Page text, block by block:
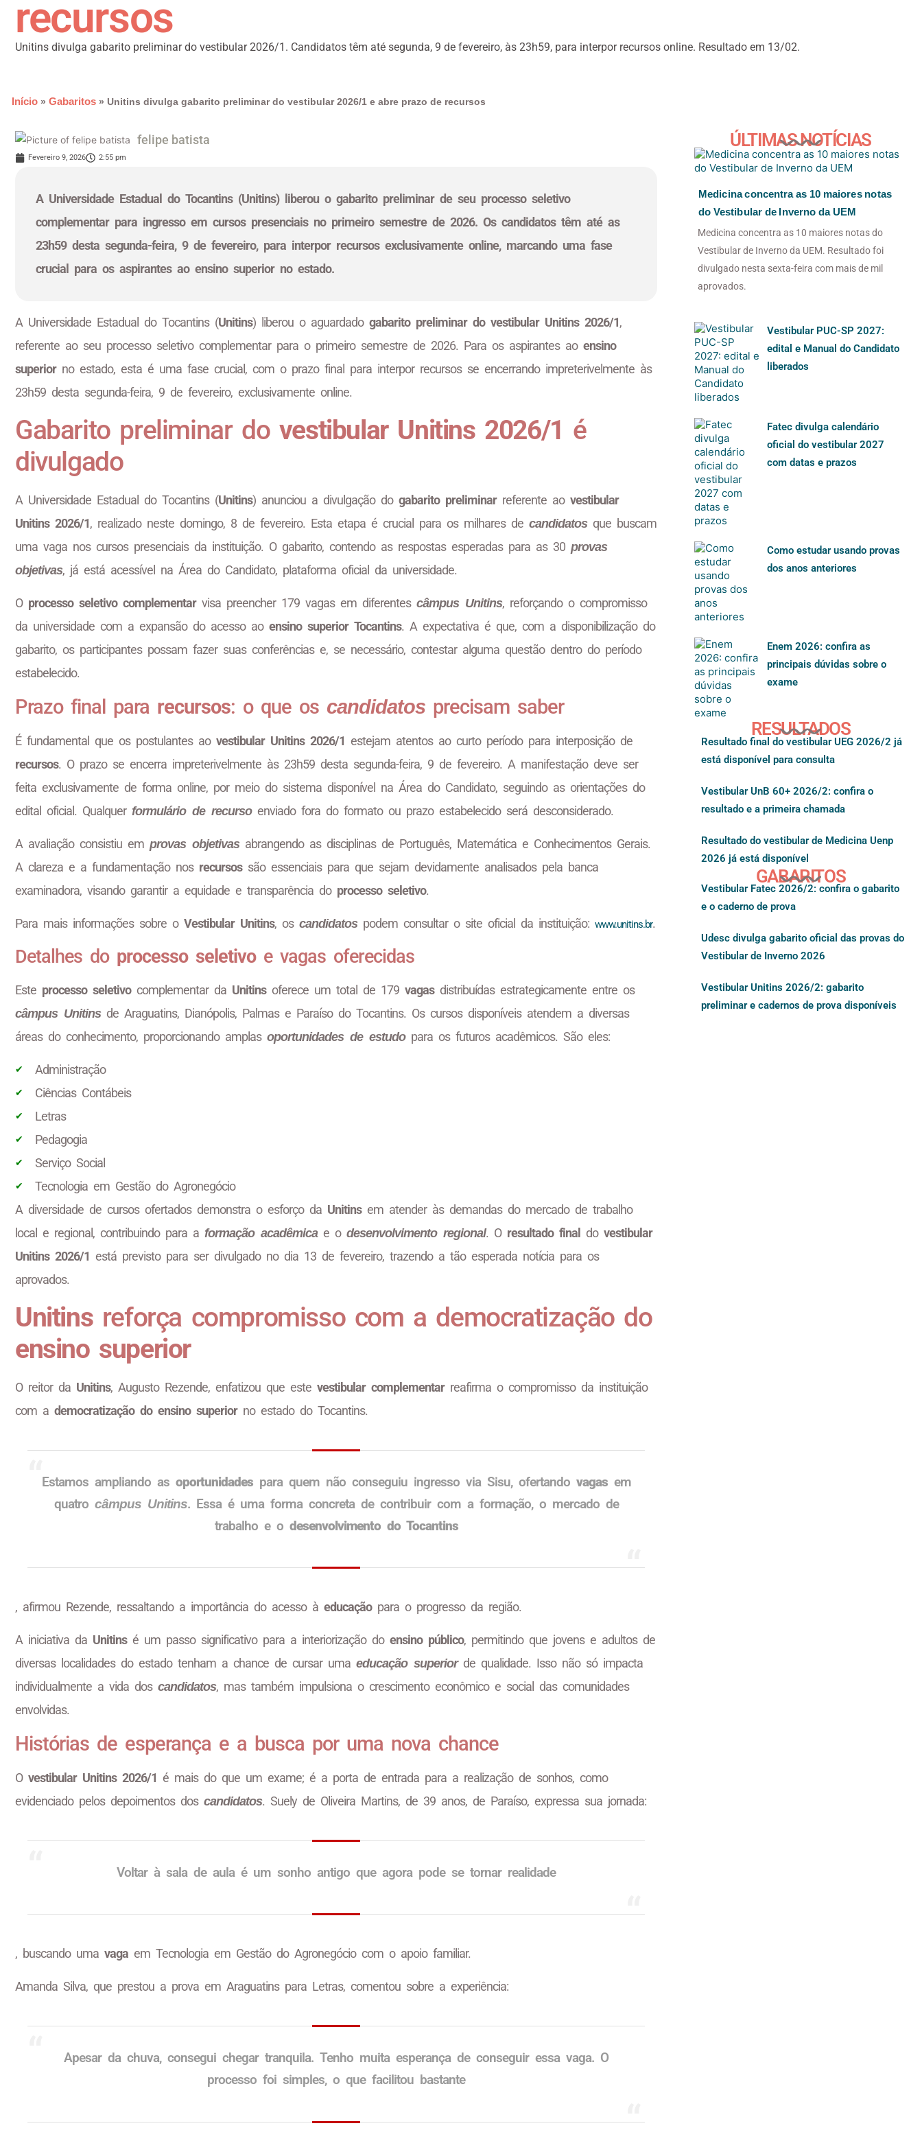
recursos
Unitins divulga gabarito preliminar do vestibular 2026/1. Candidatos têm até segunda, 9 de fevereiro, às 23h59, para interpor recursos online. Resultado em 13/02.
Início » Gabaritos » Unitins divulga gabarito preliminar do vestibular 2026/1 e abre prazo de recursos
felipe batista
Fevereiro 9, 2026 2:55 pm
A Universidade Estadual do Tocantins (Unitins) liberou o gabarito preliminar de seu processo seletivo
complementar para ingresso em cursos presenciais no primeiro semestre de 2026. Os candidatos têm até as
23h59 desta segunda-feira, 9 de fevereiro, para interpor recursos exclusivamente online, marcando uma fase
crucial para os aspirantes ao ensino superior no estado.
A Universidade Estadual do Tocantins (Unitins) liberou o aguardado gabarito preliminar do vestibular Unitins 2026/1,
referente ao seu processo seletivo complementar para o primeiro semestre de 2026. Para os aspirantes ao ensino
superiorno estado, esta é uma fase crucial, com o prazo final para interpor recursos se encerrando impreterivelmente às
23h59 desta segunda-feira, 9 de fevereiro, exclusivamente online.
Gabarito preliminar do vestibular Unitins 2026/1 é
divulgado
A Universidade Estadual do Tocantins (Unitins) anunciou a divulgação do gabarito preliminarreferente ao vestibular
Unitins 2026/1, realizado neste domingo, 8 de fevereiro. Esta etapa é crucial para os milhares de candidatosque buscam
uma vaga nos cursos presenciais da instituição. O gabarito, contendo as respostas esperadas para as 30 provas
objetivas, já está acessível na Área do Candidato, plataforma oficial da universidade.
O processo seletivo complementarvisa preencher 179 vagas em diferentes câmpus Unitins, reforçando o compromisso
da universidade com a expansão do acesso ao ensino superior Tocantins. A expectativa é que, com a disponibilização do
gabarito, os participantes possam fazer suas conferências e, se necessário, contestar alguma questão dentro do período
estabelecido.
Prazo final para recursos: o que os candidatos precisam saber
É fundamental que os postulantes ao vestibular Unitins 2026/1 estejam atentos ao curto período para interposição de
recursos. O prazo se encerra impreterivelmente às 23h59 desta segunda-feira, 9 de fevereiro. A manifestação deve ser
feita exclusivamente de forma online, por meio do sistema disponível na Área do Candidato, seguindo as orientações do
edital oficial. Qualquer formulário de recursoenviado fora do formato ou prazo estabelecido será desconsiderado.
A avaliação consistiu em provas objetivasabrangendo as disciplinas de Português, Matemática e Conhecimentos Gerais.
A clareza e a fundamentação nos recursossão essenciais para que sejam devidamente analisados pela banca
examinadora, visando garantir a equidade e transparência do processo seletivo.
Para mais informações sobre o Vestibular Unitins, os candidatospodem consultar o site oficial da instituição: www.unitins.br.
Detalhes do processo seletivoe vagas oferecidas
Este processo seletivocomplementar da Unitinsoferece um total de 179 vagasdistribuídas estrategicamente entre os
câmpus Unitinsde Araguatins, Dianópolis, Palmas e Paraíso do Tocantins. Os cursos disponíveis atendem a diversas
áreas do conhecimento, proporcionando amplas oportunidades de estudopara os futuros acadêmicos. São eles:
Administração
Ciências Contábeis
Letras
Pedagogia
Serviço Social
Tecnologia em Gestão do Agronegócio
A diversidade de cursos ofertados demonstra o esforço da Unitinsem atender às demandas do mercado de trabalho
local e regional, contribuindo para a formação acadêmicae o desenvolvimento regional. O resultado final do vestibular
Unitins 2026/1 está previsto para ser divulgado no dia 13 de fevereiro, trazendo a tão esperada notícia para os
aprovados.
Unitinsreforça compromisso com a democratização do
ensino superior
O reitor da Unitins, Augusto Rezende, enfatizou que este vestibular complementarreafirma o compromisso da instituição
com a democratização do ensino superiorno estado do Tocantins.
Estamos ampliando as oportunidadespara quem não conseguiu ingresso via Sisu, ofertando vagasem
quatro câmpus Unitins. Essa é uma forma concreta de contribuir com a formação, o mercado de
trabalho e o desenvolvimento do Tocantins
, afirmou Rezende, ressaltando a importância do acesso à educaçãopara o progresso da região.
A iniciativa da Unitinsé um passo significativo para a interiorização do ensino público, permitindo que jovens e adultos de
diversas localidades do estado tenham a chance de cursar uma educação superiorde qualidade. Isso não só impacta
individualmente a vida dos candidatos, mas também impulsiona o crescimento econômico e social das comunidades
envolvidas.
Histórias de esperança e a busca por uma nova chance
O vestibular Unitins 2026/1 é mais do que um exame; é a porta de entrada para a realização de sonhos, como
evidenciado pelos depoimentos dos candidatos. Suely de Oliveira Martins, de 39 anos, de Paraíso, expressa sua jornada:
Voltar à sala de aula é um sonho antigo que agora pode se tornar realidade
, buscando uma vaga em Tecnologia em Gestão do Agronegócio com o apoio familiar.
Amanda Silva, que prestou a prova em Araguatins para Letras, comentou sobre a experiência:
Apesar da chuva, consegui chegar tranquila. Tenho muita esperança de conseguir essa vaga. O
processo foi simples, o que facilitou bastante
ÚLTIMAS NOTÍCIAS
Medicina concentra as 10 maiores notas
do Vestibular de Inverno da UEM
Medicina concentra as 10 maiores notas do
Vestibular de Inverno da UEM. Resultado foi
divulgado nesta sexta-feira com mais de mil
aprovados.
Vestibular PUC-SP 2027:
edital e Manual do Candidato
liberados
Fatec divulga calendário
oficial do vestibular 2027
com datas e prazos
Como estudar usando provas
dos anos anteriores
Enem 2026: confira as
principais dúvidas sobre o
exame
RESULTADOS
Resultado final do vestibular UEG 2026/2 já
está disponível para consulta
Vestibular UnB 60+ 2026/2: confira o
resultado e a primeira chamada
Resultado do vestibular de Medicina Uenp
2026 já está disponível
GABARITOS
Vestibular Fatec 2026/2: confira o gabarito
e o caderno de prova
Udesc divulga gabarito oficial das provas do
Vestibular de Inverno 2026
Vestibular Unitins 2026/2: gabarito
preliminar e cadernos de prova disponíveis